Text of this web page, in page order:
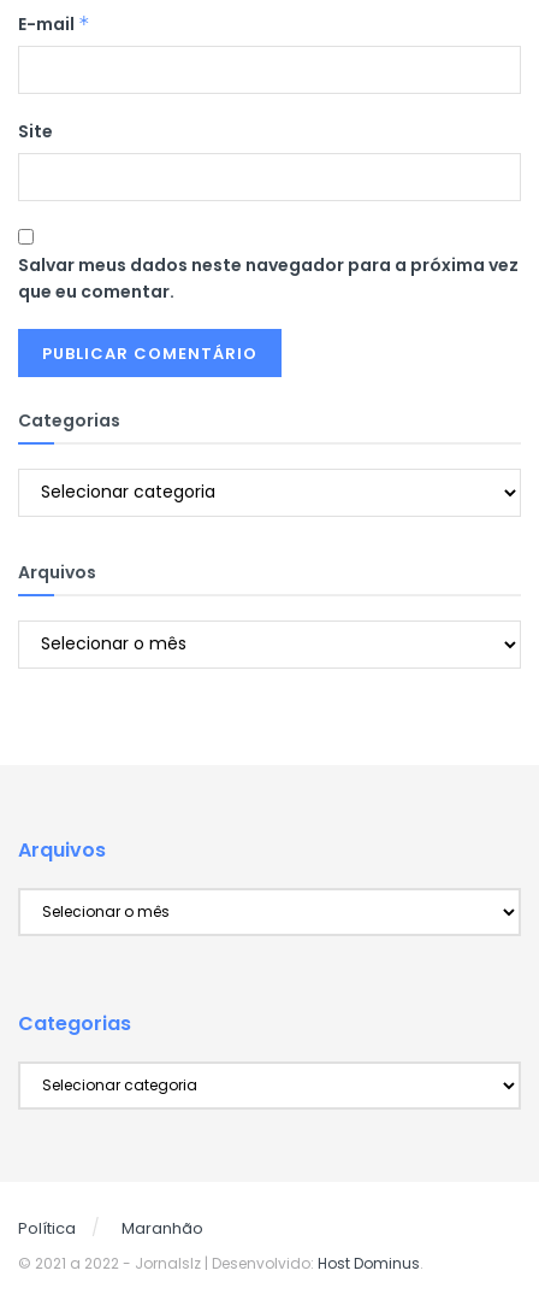
E-mail *
Site
Salvar meus dados neste navegador para a próxima vez
que eu comentar.
Categorias
Categorias
Arquivos
Arquivos
Arquivos
Categorias
Política Maranhão
© 2021 a 2022 - Jornalslz | Desenvolvido: Host Dominus.